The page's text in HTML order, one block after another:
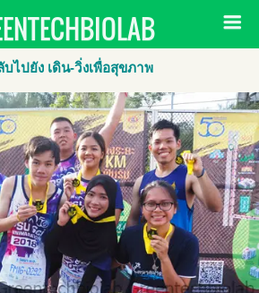
บไปยัง เดิน-วิ่งเพื่อสุขภาพ